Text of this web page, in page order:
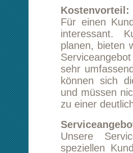
zu einer deutlichen
Serviceangebot:
Unsere
speziellen
bestmöglich zu
kostenloses und
Wir versenden alle
Für ihren
Ihnen abstimmen.
anvertrauten Waren